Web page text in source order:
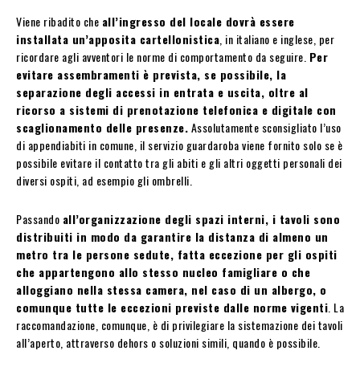
Viene ribadito che all’ingresso del locale dovrà essere
installata un’apposita cartellonistica , in italiano e inglese, per
ricordare agli avventori le norme di comportamento da seguire. Per
evitare assembramenti è prevista, se possibile, la
separazione degli accessi in entrata e uscita, oltre al
ricorso a sistemi di prenotazione telefonica e digitale con
scaglionamento delle presenze.Assolutamente sconsigliato l’uso
di appendiabiti in comune, il servizio guardaroba viene fornito solo se è
possibile evitare il contatto tra gli abiti e gli altri oggetti personali dei
diversi ospiti, ad esempio gli ombrelli.
Passando all’organizzazione degli spazi interni, i tavoli sono
distribuiti in modo da garantire la distanza di almeno un
metro tra le persone sedute, fatta eccezione per gli ospiti
che appartengono allo stesso nucleo famigliare o che
alloggiano nella stessa camera, nel caso di un albergo, o
comunque tutte le eccezioni previste dalle norme vigenti . La
raccomandazione, comunque, è di privilegiare la sistemazione dei tavoli
all’aperto, attraverso dehors o soluzioni simili, quando è possibile.